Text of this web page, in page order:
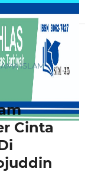
ISLAM /
Cinta